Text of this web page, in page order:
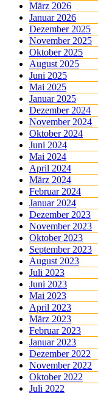
März 2026
Januar 2026
Dezember 2025
November 2025
Oktober 2025
August 2025
Juni 2025
Mai 2025
Januar 2025
Dezember 2024
November 2024
Oktober 2024
Juni 2024
Mai 2024
April 2024
März 2024
Februar 2024
Januar 2024
Dezember 2023
November 2023
Oktober 2023
September 2023
August 2023
Juli 2023
Juni 2023
Mai 2023
April 2023
März 2023
Februar 2023
Januar 2023
Dezember 2022
November 2022
Oktober 2022
Juli 2022